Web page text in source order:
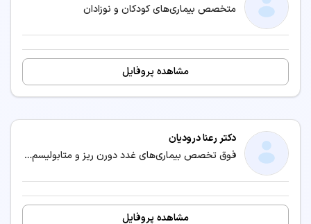
متخصص بیماری‌های کودکان و نوزادان
مشاهده پروفایل
دکتر رعنا درودیان
فوق تخصص بیماری‌های غدد دورن ریز و متابولیسم کودکان (اندوکرینولوژی کودکان) / متخصص بیماری‌های کودکان و نوزادان
مشاهده پروفایل